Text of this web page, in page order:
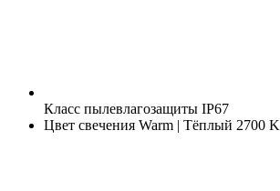
Класс пылевлагозащиты IP67
Цвет свечения Warm | Тёплый 2700 K